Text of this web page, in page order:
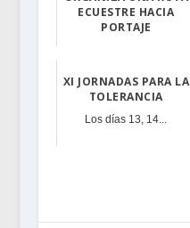
ECUESTRE HACIA
PORTAJE
XI JORNADAS PARA LA
TOLERANCIA
Los días 13, 14...